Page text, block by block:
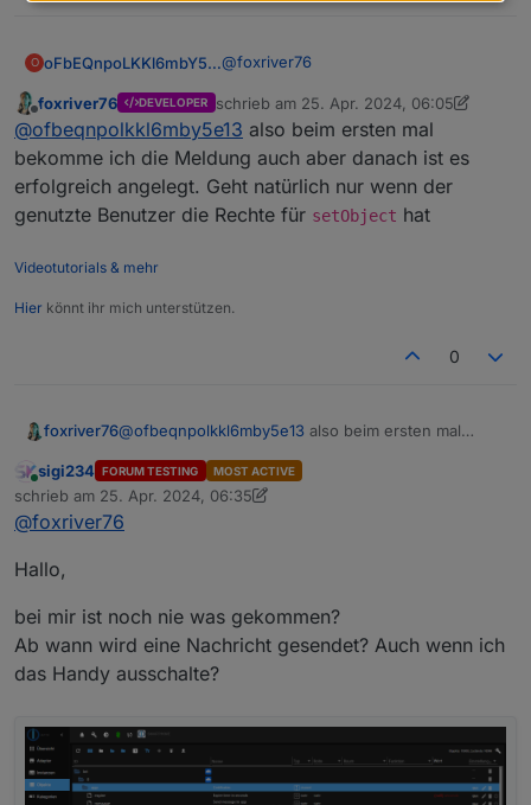
O oFbEQnpoLKKl6mbY5e13@foxriver76
Richtig, ich wollte dich nur
informieren.
Offline
foxriver76 DEVELOPER schrieb am 25. Apr. 2024, 06:05
zuletzt editiert von foxriver76
@ofbeqnpolkkl6mby5e13 also beim ersten mal
bekomme ich die Meldung auch aber danach ist es
erfolgreich angelegt. Geht natürlich nur wenn der
genutzte Benutzer die Rechte für setObject hat
Videotutorials & mehr
Hier könnt ihr mich unterstützen.
0
foxriver76@ofbeqnpolkkl6mby5e13 also beim ersten mal
erfolgreich angelegt. Geht natürlich nur wenn der
genutzte Benutzer die Rechte für
Online
sigi234 FORUM TESTING MOST ACTIVE
schrieb am 25. Apr. 2024, 06:35
zuletzt editiert von sigi234
@foxriver76
Hallo,
bei mir ist noch nie was gekommen?
Ab wann wird eine Nachricht gesendet? Auch wenn ich
das Handy ausschalte?